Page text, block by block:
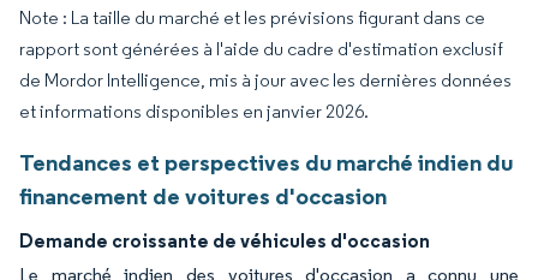
Note : La taille du marché et les prévisions figurant dans ce
rapport sont générées à l'aide du cadre d'estimation exclusif
de Mordor Intelligence, mis à jour avec les dernières données
et informations disponibles en janvier 2026.
Tendances et perspectives du marché indien du
financement de voitures d'occasion
Demande croissante de véhicules d'occasion
Le marché indien des voitures d'occasion a connu une